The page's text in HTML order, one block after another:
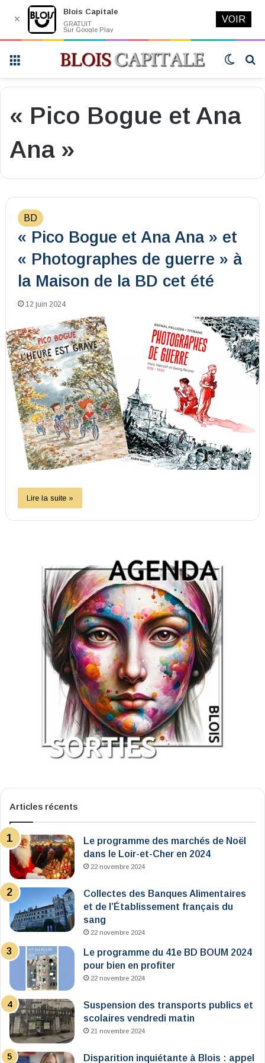
Switch
« Pico Bogue et Ana
Ana »
BD
« Pico Bogue et Ana Ana » et
« Photographes de guerre » à
la Maison de la BD cet été
12 juin 2024
Lire la suite »
Articles récents
Le programme des marchés de Noël
dans le Loir-et-Cher en 2024
22 novembre 2024
Collectes des Banques Alimentaires
et de l’Établissement français du
sang
22 novembre 2024
Le programme du 41e BD BOUM 2024
pour bien en profiter
22 novembre 2024
Suspension des transports publics et
scolaires vendredi matin
21 novembre 2024
Disparition inquiétante à Blois : appel
✕
Blois Capitale
GRATUIT
Sur Google Play
VOIR